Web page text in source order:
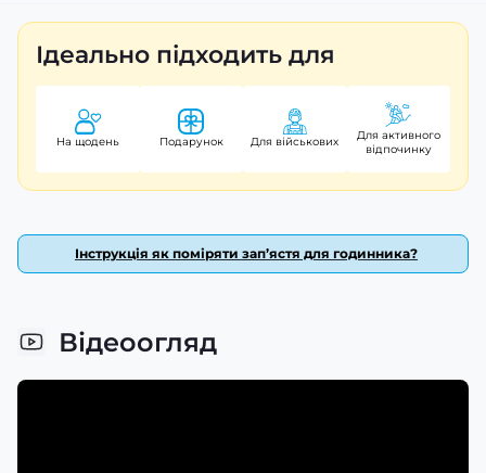
Ідеально підходить для
На щодень Подарунок Для військових
Для активного
відпочинку
Інструкція як поміряти зап’ястя для годинника?
Відеоогляд